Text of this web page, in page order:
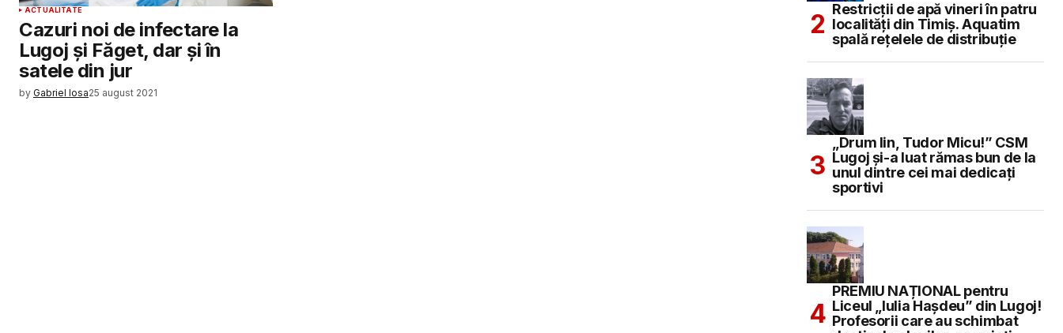
ACTUALITATE
Cazuri noi de infectare la
Lugoj și Făget, dar și în
satele din jur
by Gabriel Iosa25 august 2021
Restricții de apă vineri în patru
localități din Timiș. Aquatim
spală rețelele de distribuție
„Drum lin, Tudor Micu!” CSM
Lugoj și-a luat rămas bun de la
unul dintre cei mai dedicați
sportivi
PREMIU NAȚIONAL pentru
Liceul „Iulia Hașdeu” din Lugoj!
Profesorii care au schimbat